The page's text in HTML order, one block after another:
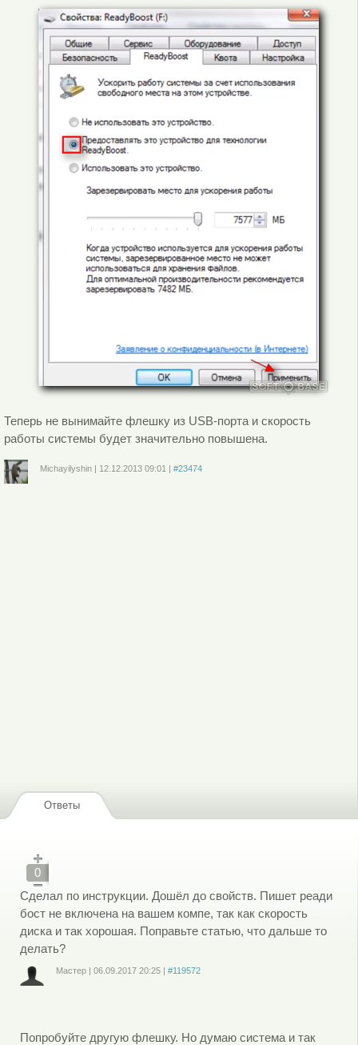
Теперь не вынимайте флешку из USB-порта и скорость
работы системы будет значительно повышена.
Michayilyshin| 12.12.2013 09:01 | #23474
Ответы
0
Сделал по инструкции. Дошёл до свойств. Пишет реади
бост не включена на вашем компе, так как скорость
диска и так хорошая. Поправьте статью, что дальше то
делать?
Мастер| 06.09.2017 20:25| #119572
Попробуйте другую флешку. Но думаю система и так